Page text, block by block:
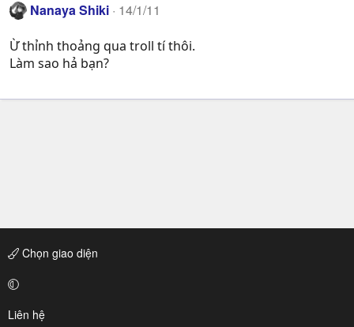
Nanaya Shiki 14/1/11
Ừ thỉnh thoảng qua troll tí thôi.
Làm sao hả bạn?
Chọn giao diện
Liên hệ